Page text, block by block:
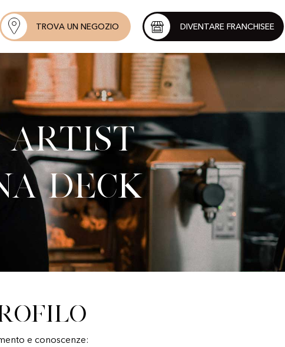
TROVA UN NEGOZIO DIVENTARE FRANCHISEE
Artist
Deck
e conoscenze: